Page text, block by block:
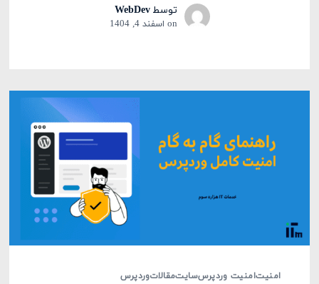
توسطWebDev
on اسفند 4, 1404
امنیتامنیت وردپرسسایتمقالاتوردپرس